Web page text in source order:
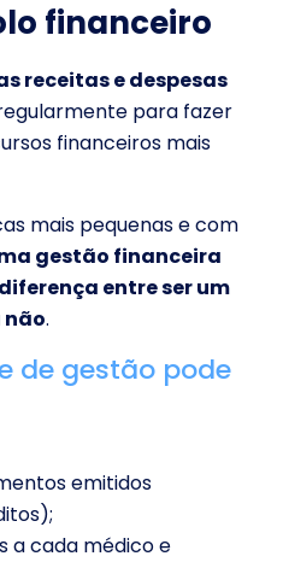
financeiro
receitas e despesas
para fazer
financeiros mais
mais pequenas e com
gestão financeira
entre ser um
não.
de gestão pode
emitidos
a cada médico e